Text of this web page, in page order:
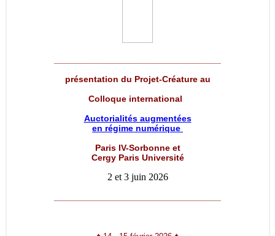
présentation du Projet-Créature au
Colloque international
Auctorialités augmentées
en régime numérique
Paris IV-Sorbonne et
Cergy Paris Université
2 et 3 juin 2026